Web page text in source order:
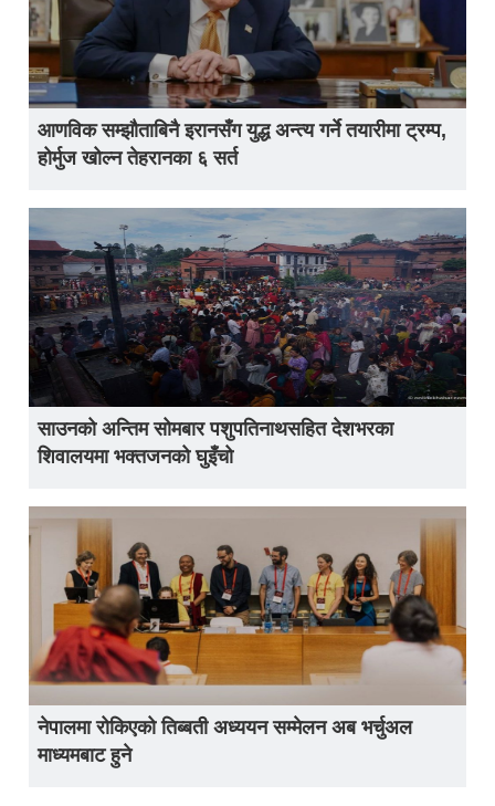
आणविक सम्झौताबिनै इरानसँग युद्ध अन्त्य गर्ने तयारीमा ट्रम्प,
होर्मुज खोल्न तेहरानका ६ सर्त
साउनको अन्तिम सोमबार पशुपतिनाथसहित देशभरका
शिवालयमा भक्तजनको घुइँचो
नेपालमा रोकिएको तिब्बती अध्ययन सम्मेलन अब भर्चुअल
माध्यमबाट हुने